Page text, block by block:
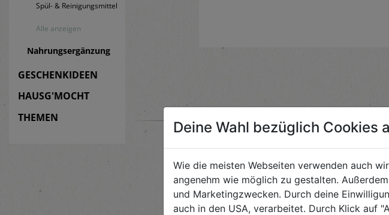
Spül- & Reinigungsmittel
Alle anzeigen
Nahrungsergänzung
GESCHENKIDEEN
HAUSG'MOCHT
THEMEN
Deine Wahl bezüglich Cookies
Wie die meisten Webseiten verwenden auch
angenehm wie möglich zu gestalten.
und Marketingzwecken. Durch deine
auch in den USA, verarbeitet. Durch Klick auf